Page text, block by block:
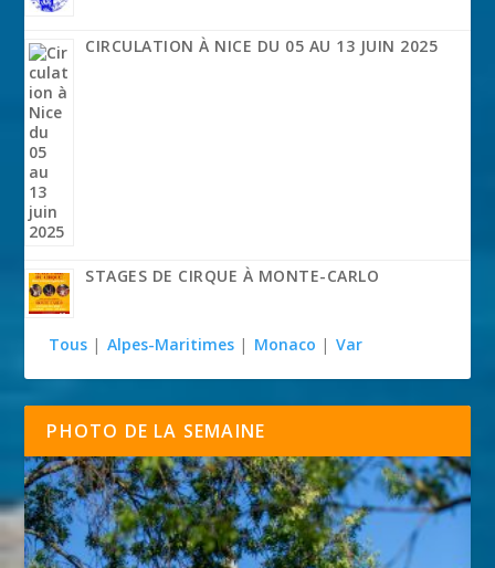
CIRCULATION À NICE DU 05 AU 13 JUIN 2025
STAGES DE CIRQUE À MONTE-CARLO
Tous | Alpes-Maritimes | Monaco | Var
PHOTO DE LA SEMAINE